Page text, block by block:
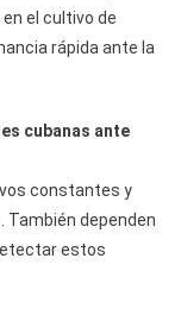
el cultivo de
rápida ante la
cubanas ante
constantes y
También dependen
estos